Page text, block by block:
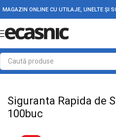
MAGAZIN ONLINE CU UTILAJE, UNELTE ȘI
Prima pagină Electrice Termostate &
Siguranta Rapida de
100buc